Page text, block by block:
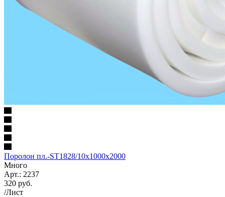
Поролон пл.-ST1828/10х1000х2000
Много
Арт.: 2237
320 руб.
/Лист